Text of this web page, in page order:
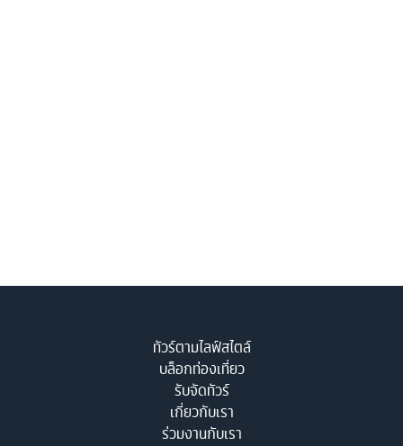
ทัวร์ตามไลฟ์สไตล์
บล็อกท่องเที่ยว
รับจัดทัวร์
เกี่ยวกับเรา
ร่วมงานกับเรา